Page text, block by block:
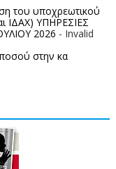
του υποχρεωτικού
ΙΔΑΧ) ΥΠΗΡΕΣΙΕΣ
2026 - Invalid
στην κα